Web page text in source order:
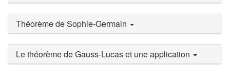
Théorème de Sophie-Germain
Le théorème de Gauss-Lucas et une application